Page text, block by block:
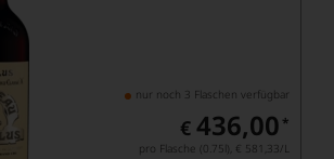
nur noch 3 Flaschen verfügbar
€ 436,00 *
pro Flasche (0.75l), € 581,33/L